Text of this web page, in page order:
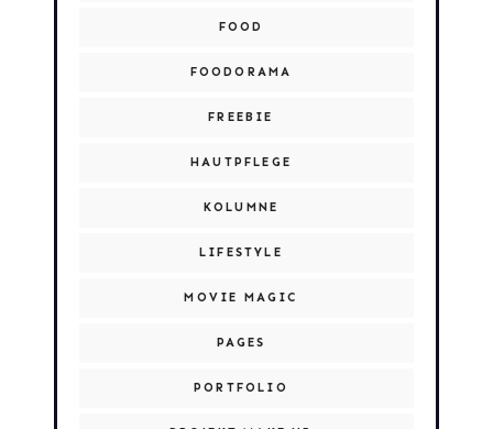
FOOD
FOODORAMA
FREEBIE
HAUTPFLEGE
KOLUMNE
LIFESTYLE
MOVIE MAGIC
PAGES
PORTFOLIO